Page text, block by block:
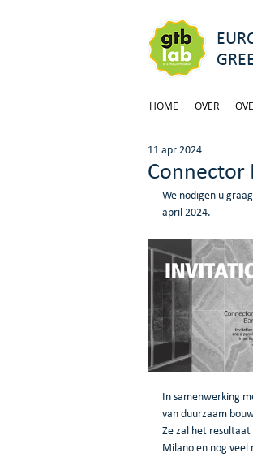
HOME OVER
Connector
11 apr 2024
We nodigen u
april 2024.
In samenwerking
van duurzaam
Ze zal het resultaat
Milano en nog veel